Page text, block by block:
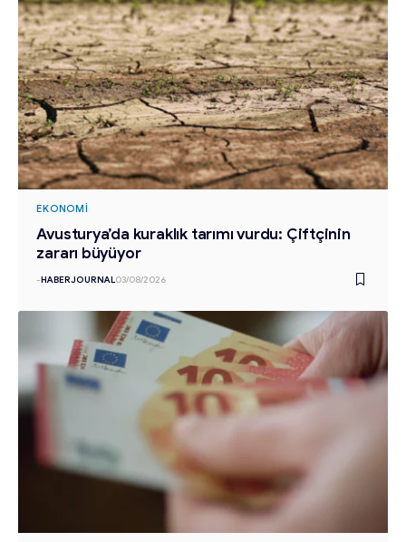
EKONOMI
Avusturya’da kuraklık tarımı vurdu: Çiftçinin
zararı büyüyor
-HABERJOURNAL03/08/2026